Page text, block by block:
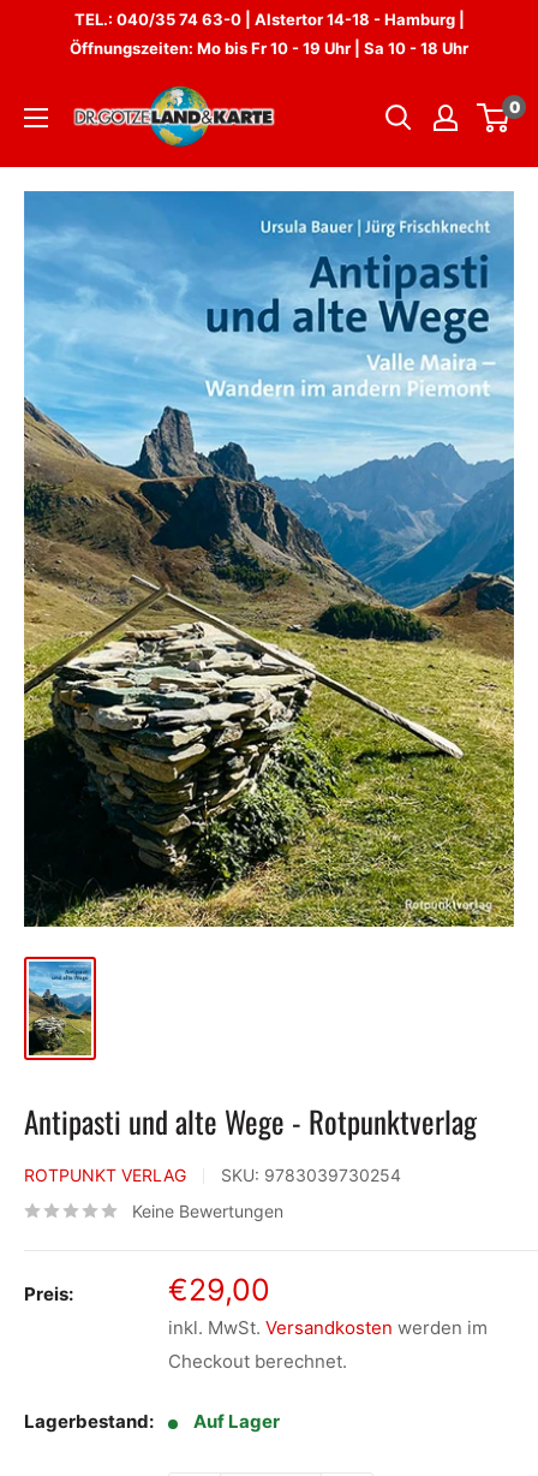
TEL.: 040/35 74 63-0 | Alstertor 14-18 - Hamburg |
Öffnungszeiten: Mo bis Fr 10 - 19 Uhr | Sa 10 - 18 Uhr
Götze
Land
&
Karte
0
Antipasti und alte Wege - Rotpunktverlag
ROTPUNKT VERLAG SKU: 9783039730254
Keine Bewertungen
Preis: Sonderpreis
€29,00
inkl. MwSt. Versandkosten werden im
Checkout berechnet.
Lagerbestand: Auf Lager